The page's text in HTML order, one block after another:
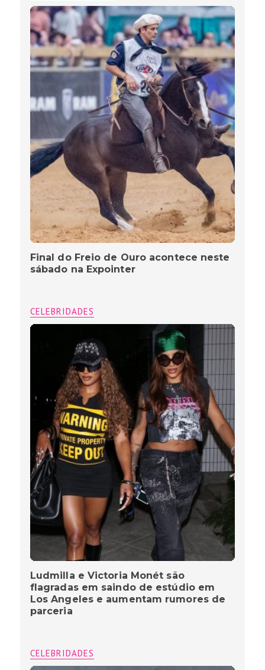
Final do Freio de Ouro acontece neste
sábado na Expointer
CELEBRIDADES
Ludmilla e Victoria Monét são
flagradas em saindo de estúdio em
Los Angeles e aumentam rumores de
parceria
CELEBRIDADES